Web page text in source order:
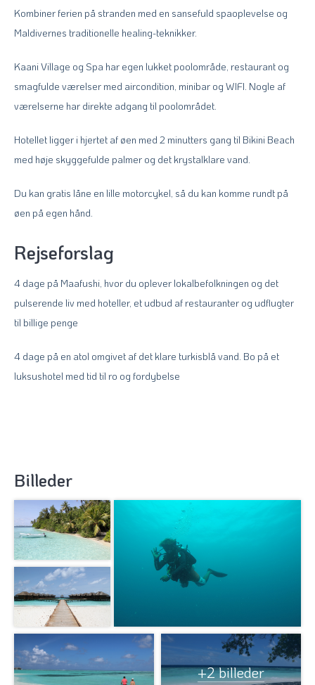
Kombiner ferien på stranden med en sansefuld spaoplevelse og
Maldivernes traditionelle healing-teknikker.
Kaani Village og Spa har egen lukket poolområde, restaurant og
smagfulde værelser med aircondition, minibar og WIFI. Nogle af
værelserne har direkte adgang til poolområdet.
Hotellet ligger i hjertet af øen med 2 minutters gang til Bikini Beach
med høje skyggefulde palmer og det krystalklare vand.
Du kan gratis låne en lille motorcykel, så du kan komme rundt på
øen på egen hånd.
Rejseforslag
4 dage på Maafushi, hvor du oplever lokalbefolkningen og det
pulserende liv med hoteller, et udbud af restauranter og udflugter
til billige penge
4 dage på en atol omgivet af det klare turkisblå vand. Bo på et
luksushotel med tid til ro og fordybelse
Billeder
+2 billeder